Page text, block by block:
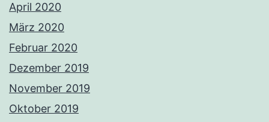
April 2020
März 2020
Februar 2020
Dezember 2019
November 2019
Oktober 2019